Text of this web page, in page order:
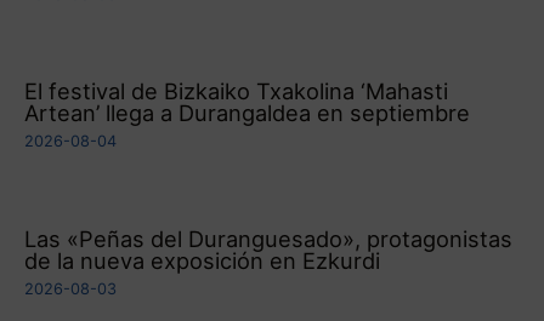
El festival de Bizkaiko Txakolina ‘Mahasti
Artean’ llega a Durangaldea en septiembre
2026-08-04
Las «Peñas del Duranguesado», protagonistas
de la nueva exposición en Ezkurdi
2026-08-03